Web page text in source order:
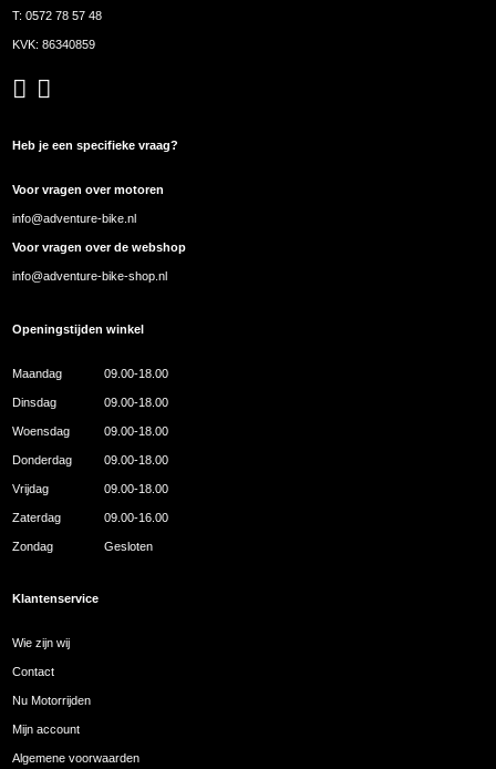
T:0572 78 57 48
KVK: 86340859
Heb je een specifieke vraag?
Voor vragen over motoren
info@adventure-bike.nl
Voor vragen over de webshop
info@adventure-bike-shop.nl
Openingstijden winkel
Maandag 09.00-18.00
Dinsdag 09.00-18.00
Woensdag 09.00-18.00
Donderdag 09.00-18.00
Vrijdag 09.00-18.00
Zaterdag 09.00-16.00
Zondag Gesloten
Klantenservice
Wie zijn wij
Contact
Nu Motorrijden
Mijn account
Algemene voorwaarden